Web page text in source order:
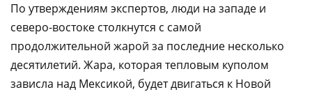
По утверждениям экспертов, люди на западе и
северо-востоке столкнутся с самой
продолжительной жарой за последние несколько
десятилетий. Жара, которая тепловым куполом
зависла над Мексикой, будет двигаться к Новой